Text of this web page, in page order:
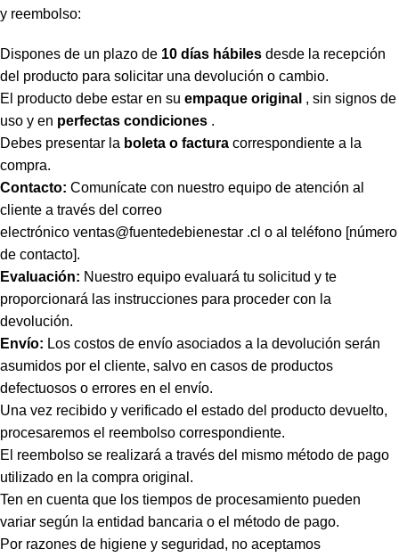
y reembolso:
Dispones de un plazo de 10 días hábiles desde la recepción
del producto para solicitar una devolución o cambio.
El producto debe estar en su empaque original , sin signos de
uso y en perfectas condiciones .
Debes presentar la boleta o factura correspondiente a la
compra.
Contacto: Comunícate con nuestro equipo de atención al
cliente a través del correo
electrónico ventas@fuentedebienestar .cl o al teléfono [número
de contacto].
Evaluación: Nuestro equipo evaluará tu solicitud y te
proporcionará las instrucciones para proceder con la
devolución.
Envío: Los costos de envío asociados a la devolución serán
asumidos por el cliente, salvo en casos de productos
defectuosos o errores en el envío.
Una vez recibido y verificado el estado del producto devuelto,
procesaremos el reembolso correspondiente.
El reembolso se realizará a través del mismo método de pago
utilizado en la compra original.
Ten en cuenta que los tiempos de procesamiento pueden
variar según la entidad bancaria o el método de pago.
Por razones de higiene y seguridad, no aceptamos